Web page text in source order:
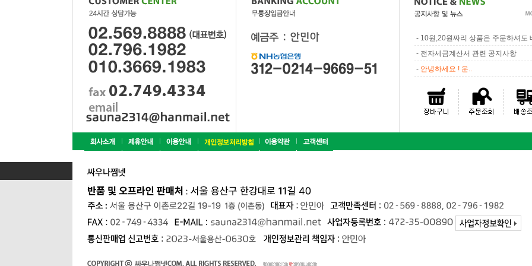
- 10원,20원짜리 상품은 주문하셔도
- 전자세금계산서 관련 공지사항
- 안녕하세요 ! 운..